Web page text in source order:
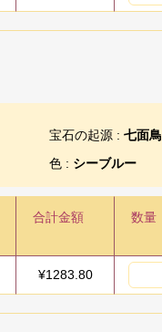
宝石の起源 : 七面鳥
色 : シーブルー
合計金額 数量
¥1283.80